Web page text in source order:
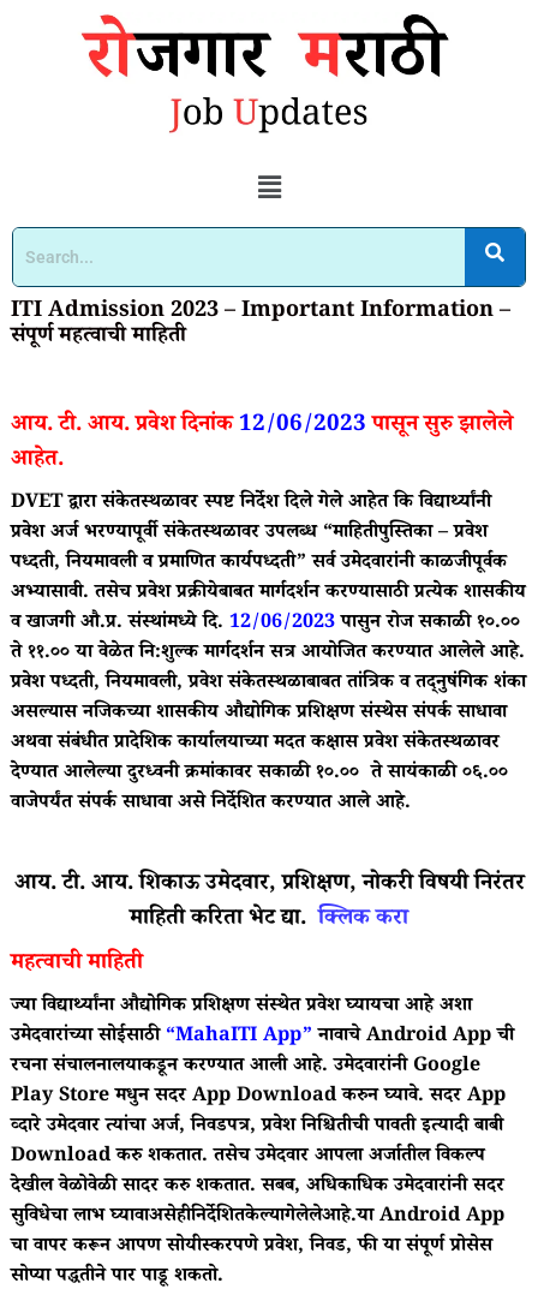
ITI Admission 2023 – Important Information –
संपूर्ण महत्वाची माहिती
आय. टी. आय. प्रवेश दिनांक12/06/2023पासून सुरु झालेले
आहेत.
DVET द्वारा संकेतस्थळावर स्पष्ट निर्देश दिले गेले आहेत कि विद्यार्थ्यांनी
प्रवेश अर्ज भरण्यापूर्वी संकेतस्थळावर उपलब्ध “माहितीपुस्तिका – प्रवेश
पध्दती, नियमावली व प्रमाणित कार्यपध्दती” सर्व उमेदवारांनी काळजीपूर्वक
अभ्यासावी. तसेच प्रवेश प्रक्रीयेबाबत मार्गदर्शन करण्यासाठी प्रत्येक शासकीय
व खाजगी औ.प्र. संस्थांमध्ये दि.12/06/2023पासुन रोज सकाळी १०.००
ते ११.०० या वेळेत नि:शुल्क मार्गदर्शन सत्र आयोजित करण्यात आलेले आहे.
प्रवेश पध्दती, नियमावली, प्रवेश संकेतस्थळाबाबत तांत्रिक व तद्नुषंगिक शंका
असल्यास नजिकच्या शासकीय औद्योगिक प्रशिक्षण संस्थेस संपर्क साधावा
अथवा संबंधीत प्रादेशिक कार्यालयाच्या मदत कक्षास प्रवेश संकेतस्थळावर
देण्यात आलेल्या दुरध्वनी क्रमांकावर सकाळी १०.०० ते सायंकाळी ०६.००
वाजेपर्यंत संपर्क साधावा असे निर्देशित करण्यात आले आहे.
आय. टी. आय. शिकाऊ उमेदवार, प्रशिक्षण, नोकरी विषयी निरंतर
माहिती करिता भेट द्या. क्लिक करा
महत्वाची माहिती
ज्या विद्यार्थ्यांना औद्योगिक प्रशिक्षण संस्थेत प्रवेश घ्यायचा आहे अशा
उमेदवारांच्या सोईसाठी “MahaITI App” नावाचे Android App ची
रचना संचालनालयाकडून करण्यात आली आहे. उमेदवारांनी Google
Play Store मधुन सदर App Download करुन घ्यावे. सदर App
व्दारे उमेदवार त्यांचा अर्ज, निवडपत्र, प्रवेश निश्चितीची पावती इत्यादी बाबी
Download करु शकतात. तसेच उमेदवार आपला अर्जातील विकल्प
देखील वेळोवेळी सादर करु शकतात. सबब, अधिकाधिक उमेदवारांनी सदर
सुविधेचा लाभ घ्यावाअसेहीनिर्देशितकेल्यागेलेलेआहे.या Android App
चा वापर करून आपण सोयीस्करपणे प्रवेश, निवड, फी या संपूर्ण प्रोसेस
सोप्या पद्धतीने पार पाडू शकतो.